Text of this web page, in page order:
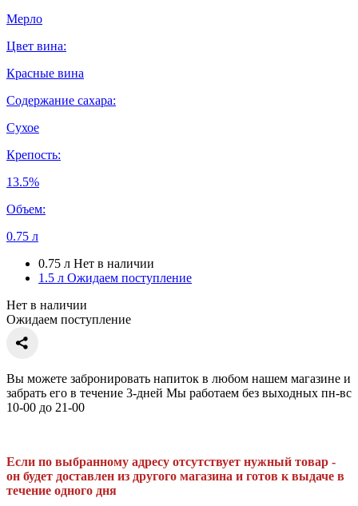
Мерло
Цвет вина:
Красные вина
Содержание сахара:
Сухое
Крепость:
13.5%
Объем:
0.75 л
0.75 л Нет в наличии
1.5 л Ожидаем поступление
Нет в наличии
Ожидаем поступление
Вы можете забронировать напиток в любом нашем магазине и
забрать его в течение 3-дней Мы работаем без выходных пн-вс
10-00 до 21-00
Если по выбранному адресу отсутствует нужный товар -
он будет доставлен из другого магазина и готов к выдаче в
течение одного дня